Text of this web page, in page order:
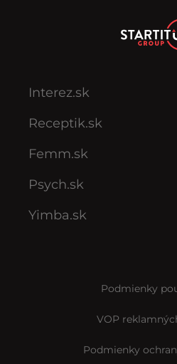
Interez.sk
Receptik.sk
Femm.sk
Psych.sk
Yimba.sk
Podmienky
VOP
Podmienky